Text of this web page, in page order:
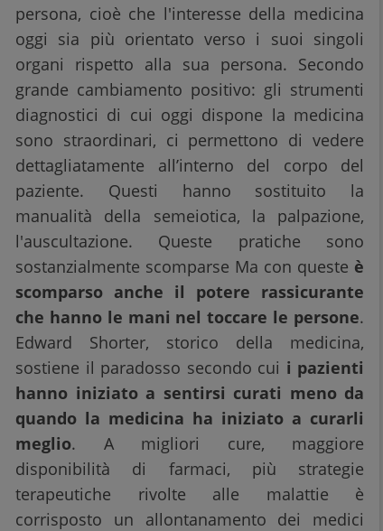
persona, cioè che l'interesse della medicina
oggi sia più orientato verso i suoi singoli
organi rispetto alla sua persona. Secondo
grande cambiamento positivo: gli strumenti
diagnostici di cui oggi dispone la medicina
sono straordinari, ci permettono di vedere
dettagliatamente all’interno del corpo del
paziente. Questi hanno sostituito la
manualità della semeiotica, la palpazione,
l'auscultazione. Queste pratiche sono
sostanzialmente scomparse Ma con queste è
scomparso anche il potere rassicurante
che hanno le mani nel toccare le persone.
Edward Shorter, storico della medicina,
sostiene il paradosso secondo cui i pazienti
hanno iniziato a sentirsi curati meno da
quando la medicina ha iniziato a curarli
meglio. A migliori cure, maggiore
disponibilità di farmaci, più strategie
terapeutiche rivolte alle malattie è
corrisposto un allontanamento dei medici